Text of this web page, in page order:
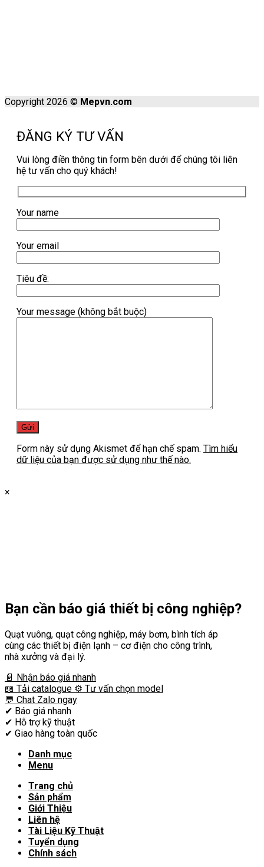
Copyright 2026 © Mepvn.com
ĐĂNG KÝ TƯ VẤN
Vui lòng điền thông tin form bên dưới để chúng tôi liên
hệ tư vấn cho quý khách!
Your name
Your email
Tiêu đề:
Your message (không bắt buộc)
Form này sử dụng Akismet để hạn chế spam. Tìm hiểu
dữ liệu của bạn được sử dụng như thế nào.
×
Bạn cần báo giá thiết bị công nghiệp?
Quạt vuông, quạt công nghiệp, máy bơm, bình tích áp
cùng các thiết bị điện lạnh – cơ điện cho công trình,
nhà xưởng và đại lý.
📄 Nhận báo giá nhanh
📖 Tải catalogue ⚙️ Tư vấn chọn model
💬 Chat Zalo ngay
✔ Báo giá nhanh
✔ Hỗ trợ kỹ thuật
✔ Giao hàng toàn quốc
Danh mục
Menu
Trang chủ
Sản phẩm
Giới Thiệu
Liên hệ
Tài Liệu Kỹ Thuật
Tuyển dụng
Chính sách